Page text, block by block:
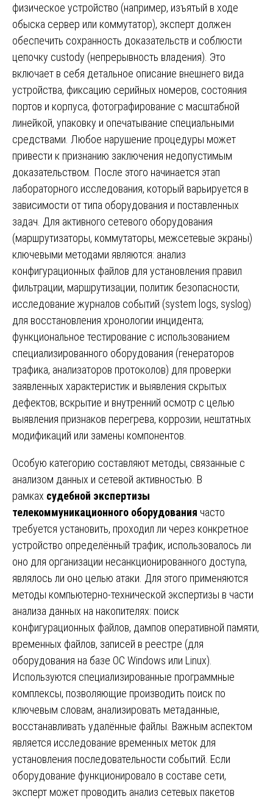
физическое устройство (например, изъятый в ходе
обыска сервер или коммутатор), эксперт должен
обеспечить сохранность доказательств и соблюсти
цепочку custody (непрерывность владения). Это
включает в себя детальное описание внешнего вида
устройства, фиксацию серийных номеров, состояния
портов и корпуса, фотографирование с масштабной
линейкой, упаковку и опечатывание специальными
средствами. Любое нарушение процедуры может
привести к признанию заключения недопустимым
доказательством. После этого начинается этап
лабораторного исследования, который варьируется в
зависимости от типа оборудования и поставленных
задач. Для активного сетевого оборудования
(маршрутизаторы, коммутаторы, межсетевые экраны)
ключевыми методами являются: анализ
конфигурационных файлов для установления правил
фильтрации, маршрутизации, политик безопасности;
исследование журналов событий (system logs, syslog)
для восстановления хронологии инцидента;
функциональное тестирование с использованием
специализированного оборудования (генераторов
трафика, анализаторов протоколов) для проверки
заявленных характеристик и выявления скрытых
дефектов; вскрытие и внутренний осмотр с целью
выявления признаков перегрева, коррозии, нештатных
модификаций или замены компонентов.
Особую категорию составляют методы, связанные с
анализом данных и сетевой активностью. В
рамках судебной экспертизы
телекоммуникационного оборудования часто
требуется установить, проходил ли через конкретное
устройство определённый трафик, использовалось ли
оно для организации несанкционированного доступа,
являлось ли оно целью атаки. Для этого применяются
методы компьютерно-технической экспертизы в части
анализа данных на накопителях: поиск
конфигурационных файлов, дампов оперативной памяти,
временных файлов, записей в реестре (для
оборудования на базе ОС Windows или Linux).
Используются специализированные программные
комплексы, позволяющие производить поиск по
ключевым словам, анализировать метаданные,
восстанавливать удалённые файлы. Важным аспектом
является исследование временных меток для
установления последовательности событий. Если
оборудование функционировало в составе сети,
эксперт может проводить анализ сетевых пакетов